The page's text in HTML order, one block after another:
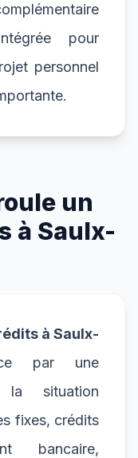
pour
personnel
un
à Saulx-
à Saulx-
par une
situation
fixes, crédits
bancaire,